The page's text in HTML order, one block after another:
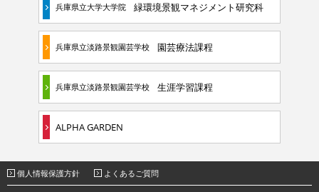
兵庫県立大学大学院 緑環境景観マネジメント研究科
兵庫県立淡路景観園芸学校 園芸療法課程
兵庫県立淡路景観園芸学校 生涯学習課程
ALPHA GARDEN
個人情報保護方針 よくあるご質問